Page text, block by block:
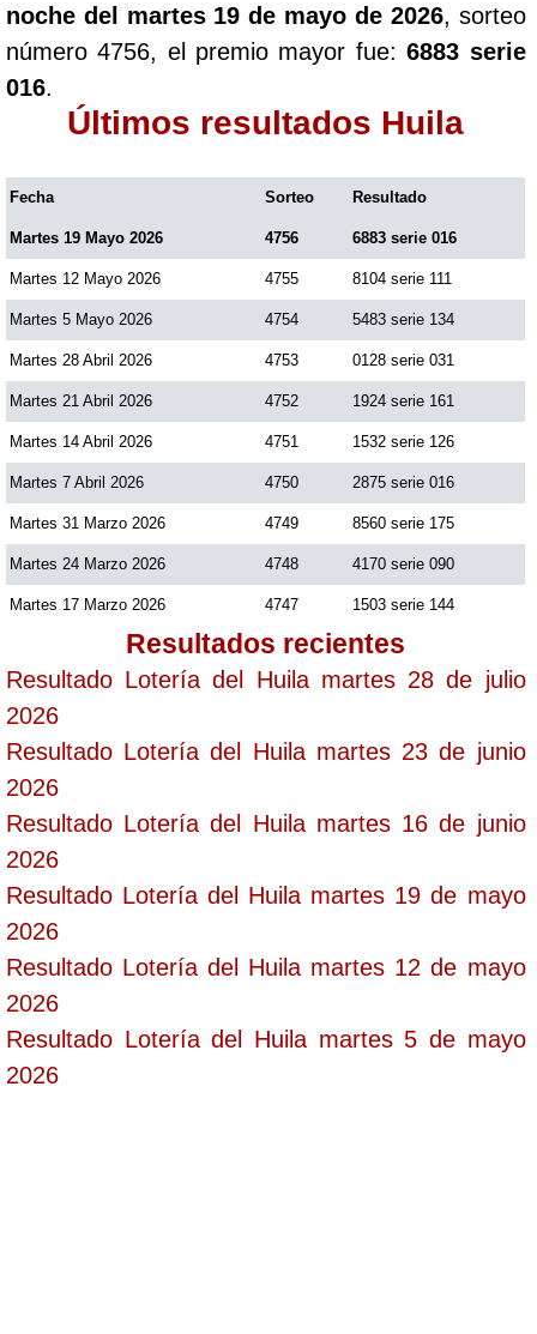
noche del martes 19 de mayo de 2026, sorteo
número 4756, el premio mayor fue:6883 serie
016.
Últimos resultados Huila
Fecha Sorteo Resultado
Martes 19 Mayo 2026 4756 6883 serie 016
Martes 12 Mayo 2026 4755 8104 serie 111
Martes 5 Mayo 2026 4754 5483 serie 134
Martes 28 Abril 2026 4753 0128 serie 031
Martes 21 Abril 2026 4752 1924 serie 161
Martes 14 Abril 2026 4751 1532 serie 126
Martes 7 Abril 2026 4750 2875 serie 016
Martes 31 Marzo 2026 4749 8560 serie 175
Martes 24 Marzo 2026 4748 4170 serie 090
Martes 17 Marzo 2026 4747 1503 serie 144
Resultados recientes
Resultado Lotería del Huila martes 28 de julio
2026
Resultado Lotería del Huila martes 23 de junio
2026
Resultado Lotería del Huila martes 16 de junio
2026
Resultado Lotería del Huila martes 19 de mayo
2026
Resultado Lotería del Huila martes 12 de mayo
2026
Resultado Lotería del Huila martes 5 de mayo
2026